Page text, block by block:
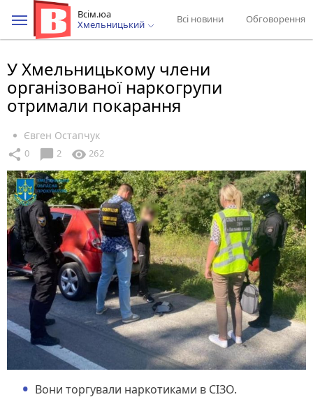
Всім.юа
Хмельницький
Всі новини Обговорення
У Хмельницькому члени
організованої наркогрупи
отримали покарання
Євген Остапчук
share 0 chat_bubble 2 visibility 262
Вони торгували наркотиками в СІЗО.